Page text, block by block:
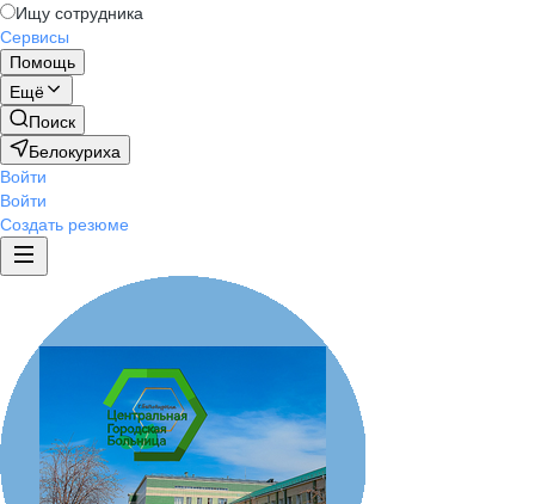
Ищу сотрудника
Сервисы
Помощь
Ещё
Поиск
Белокуриха
Войти
Войти
Создать резюме